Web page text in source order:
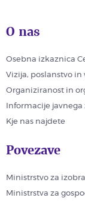
O nas
Osebna izkaznica
Vizija, poslanstvo in
Organiziranost in
Informacije javnega
Kje nas najdete
Povezave
Ministrstvo za
Ministrstva za